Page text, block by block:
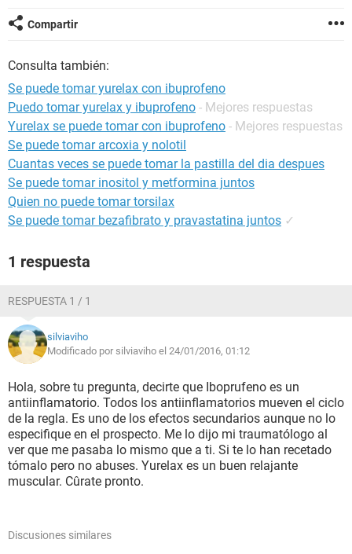
Compartir
Consulta también:
Se puede tomar yurelax con ibuprofeno
Puedo tomar yurelax y ibuprofeno - Mejores respuestas
Yurelax se puede tomar con ibuprofeno - Mejores respuestas
Se puede tomar arcoxia y nolotil
Cuantas veces se puede tomar la pastilla del dia despues
Se puede tomar inositol y metformina juntos
Quien no puede tomar torsilax
Se puede tomar bezafibrato y pravastatina juntos ✓
1 respuesta
RESPUESTA 1 / 1
silviaviho
Modificado por silviaviho el 24/01/2016, 01:12
Hola, sobre tu pregunta, decirte que Iboprufeno es un
antiinflamatorio. Todos los antiinflamatorios mueven el ciclo
de la regla. Es uno de los efectos secundarios aunque no lo
especifique en el prospecto. Me lo dijo mi traumatólogo al
ver que me pasaba lo mismo que a ti. Si te lo han recetado
tómalo pero no abuses. Yurelax es un buen relajante
muscular. Cûrate pronto.
Discusiones similares